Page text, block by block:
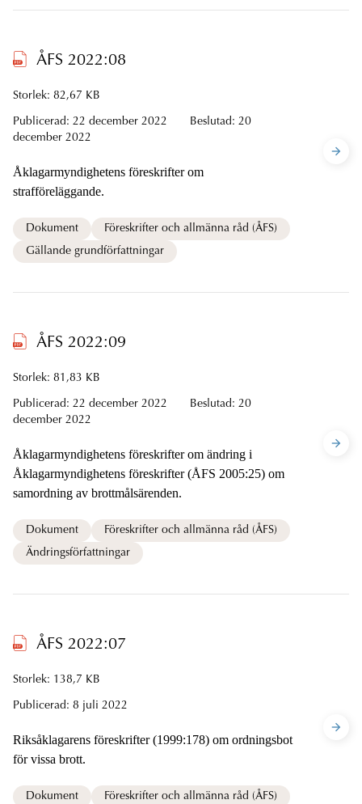
ÅFS 2022:08
Storlek: 82,67 KB
Publicerad: 22 december 2022 Beslutad: 20
december 2022
Åklagarmyndighetens föreskrifter om
strafföreläggande.
Dokument
Föreskrifter och allmänna råd (ÅFS)
Gällande grundförfattningar
ÅFS 2022:09
Storlek: 81,83 KB
Publicerad: 22 december 2022 Beslutad: 20
december 2022
Åklagarmyndighetens föreskrifter om ändring i
Åklagarmyndighetens föreskrifter (ÅFS 2005:25) om
samordning av brottmålsärenden.
Dokument
Föreskrifter och allmänna råd (ÅFS)
Ändringsförfattningar
ÅFS 2022:07
Storlek: 138,7 KB
Publicerad: 8 juli 2022
Riksåklagarens föreskrifter (1999:178) om ordningsbot
för vissa brott.
Dokument
Föreskrifter och allmänna råd (ÅFS)